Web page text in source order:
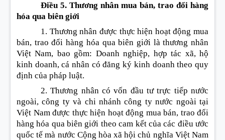
Điều 5. Thương nhân mua bán, trao đổi hàng
hóa qua biên giới
1. Thương nhân được thực hiện hoạt động mua
bán, trao đổi hàng hóa qua biên giới là thương nhân
Việt Nam, bao gồm: Doanh nghiệp, hợp tác xã, hộ
kinh doanh, cá nhân có đăng ký kinh doanh theo quy
định của pháp luật.
2. Thương nhân có vốn đầu tư trực tiếp nước
ngoài, công ty và chi nhánh công ty nước ngoài tại
Việt Nam được thực hiện hoạt động mua bán, trao đổi
hàng hóa qua biên giới theo cam kết của các điều ước
quốc tế mà nước Cộng hòa xã hội chủ nghĩa Việt Nam